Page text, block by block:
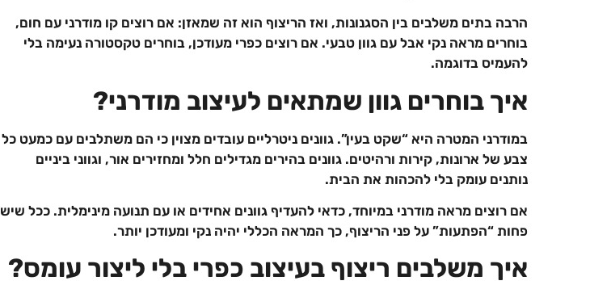
הרבה בתים משלבים בין הסגנונות, ואז הריצוף הוא זה שמאזן: אם רוצים קו מודרני עם חום,
בוחרים מראה נקי אבל עם גוון טבעי. אם רוצים כפרי מעודכן, בוחרים טקסטורה נעימה בלי
להעמיס בדוגמה.
איך בוחרים גוון שמתאים לעיצוב מודרני?
במודרני המטרה היא “שקט בעין”. גוונים ניטרליים עובדים מצוין כי הם משתלבים עם כמעט כל
צבע של ארונות, קירות ורהיטים. גוונים בהירים מגדילים חלל ומחזירים אור, וגווני ביניים
נותנים עומק בלי להכהות את הבית.
אם רוצים מראה מודרני במיוחד, כדאי להעדיף גוונים אחידים או עם תנועה מינימלית. ככל שיש
פחות “הפתעות” על פני הריצוף, כך המראה הכללי יהיה נקי ומעודכן יותר.
איך משלבים ריצוף בעיצוב כפרי בלי ליצור עומס?